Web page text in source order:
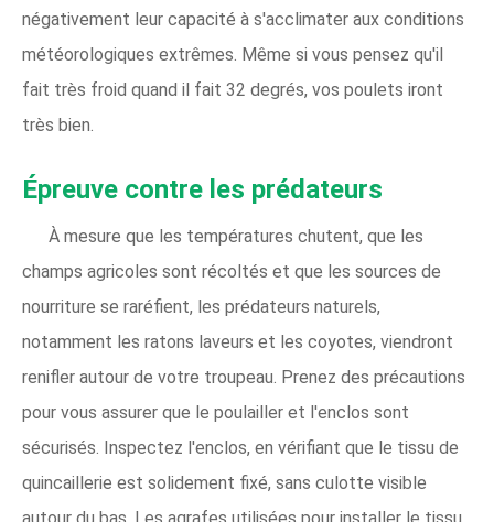
négativement leur capacité à s'acclimater aux conditions
météorologiques extrêmes. Même si vous pensez qu'il
fait très froid quand il fait 32 degrés, vos poulets iront
très bien.
Épreuve contre les prédateurs
À mesure que les températures chutent, que les
champs agricoles sont récoltés et que les sources de
nourriture se raréfient, les prédateurs naturels,
notamment les ratons laveurs et les coyotes, viendront
renifler autour de votre troupeau. Prenez des précautions
pour vous assurer que le poulailler et l'enclos sont
sécurisés. Inspectez l'enclos, en vérifiant que le tissu de
quincaillerie est solidement fixé, sans culotte visible
autour du bas. Les agrafes utilisées pour installer le tissu